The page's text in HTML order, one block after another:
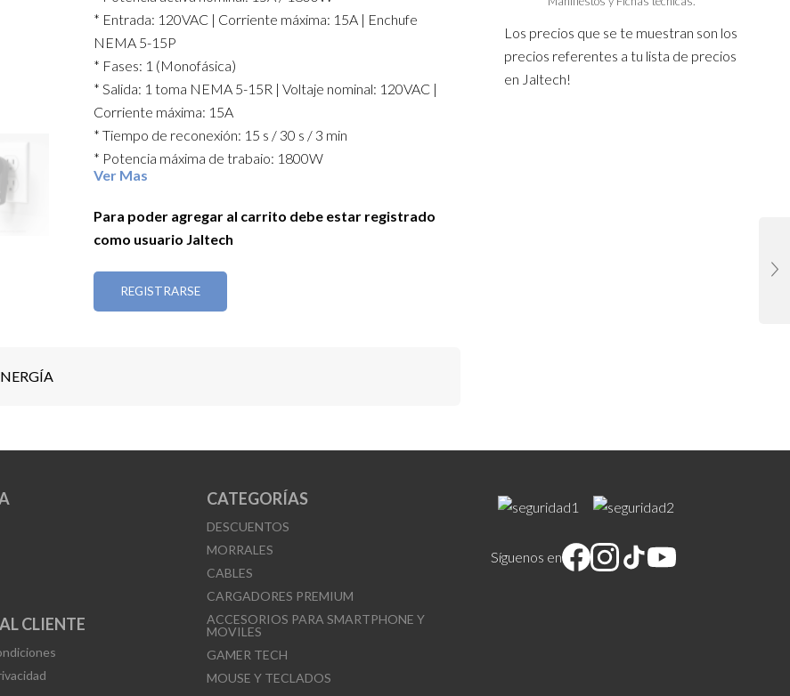
Los precios que se te muestran son los
precios referentes a tu lista de precios
en Jaltech!
* Entrada: 120VAC | Corriente máxima: 15A | Enchufe
NEMA 5-15P
* Fases: 1 (Monofásica)
* Salida: 1 toma NEMA 5-15R | Voltaje nominal: 120VAC |
Corriente máxima: 15A
* Tiempo de reconexión: 15 s / 30 s / 3 min
* Potencia máxima de trabajo: 1800W
* Protección inteligente: rango de operación 90–140VAC
* Supresión de sobretensiones: hasta 525 Joules
* Apagado automático ante fallas
* LEDs indicadores de funcionamiento
* Material ABS | Color: Negro
Ver Mas
Para poder agregar al carrito debe estar registrado
como usuario Jaltech
REGISTRARSE
CLIENTE
CATEGORÍAS
DESCUENTOS
MORRALES
CABLES
CARGADORES PREMIUM
ACCESORIOS PARA SMARTPHONE Y
MOVILES
GAMER TECH
MOUSE Y TECLADOS
Síguenos en